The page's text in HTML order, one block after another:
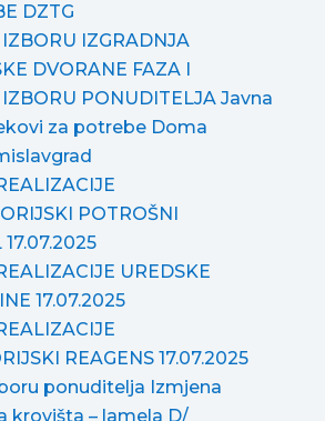
DZTG
IZGRADNJA
DVORANE FAZA I
PONUDITELJA Javna
za potrebe Doma
POTROŠNI
UREDSKE
17.07.2025
REAGENS 17.07.2025
ponuditelja Izmjena
krovišta – lamela D/